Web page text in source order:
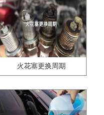
火花塞更换周期